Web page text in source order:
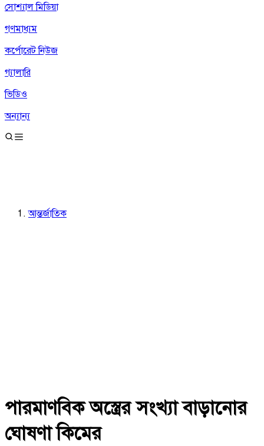
সোশ্যাল মিডিয়া
গণমাধ্যম
কর্পোরেট নিউজ
গ্যালারি
ভিডিও
অন্যান্য
আন্তর্জাতিক
পারমাণবিক অস্ত্রের সংখ্যা বাড়ানোর
ঘোষণা কিমের